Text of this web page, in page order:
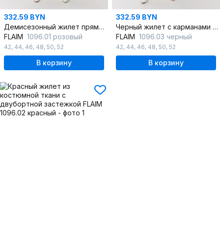
332.59 BYN
Демисезонный жилет прямого кроя из костюмной ткани
FLAIM 1096.01 розовый
42, 44, 46, 48, 50, 52
В корзину
332.59 BYN
Черный жилет с карманами из костюмной ткани
FLAIM 1096.03 черный
42, 44, 46, 48, 50, 52
В корзину